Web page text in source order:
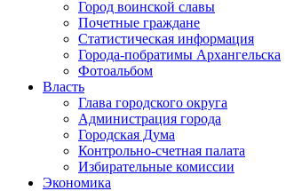
Город воинской славы
Почетные граждане
Статистическая информация
Города-побратимы Архангельска
Фотоальбом
Власть
Глава городского округа
Администрация города
Городская Дума
Контрольно-счетная палата
Избирательные комиссии
Экономика